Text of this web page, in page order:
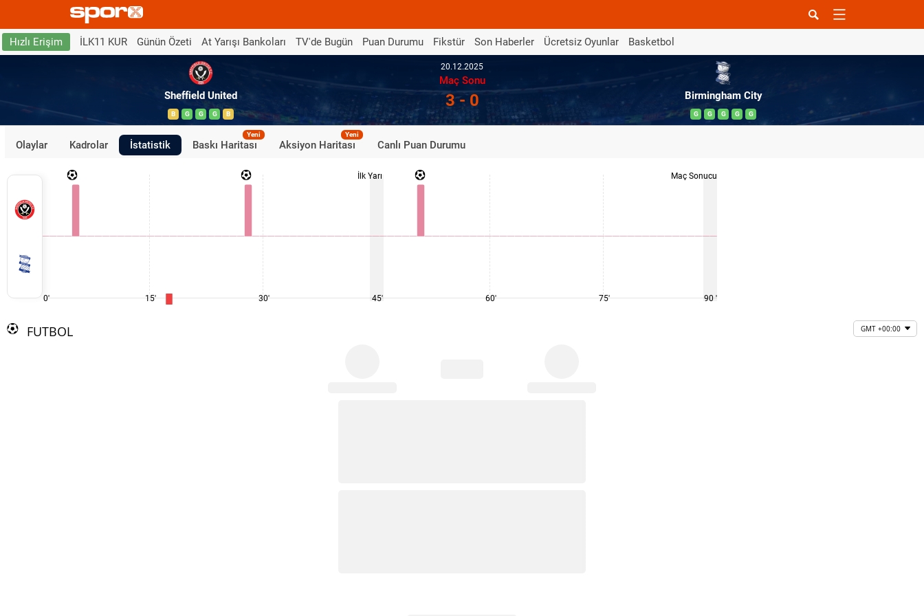
Hızlı Erişim İLK11 KUR Günün Özeti At Yarışı Bankoları TV'de Bugün Puan Durumu Fikstür Son Haberler Ücretsiz Oyunlar Basketbol
Sheffield United
B G G G B
20.12.2025
Maç Sonu
3 - 0 Birmingham City
G G G G G
Olaylar Kadrolar İstatistik Baskı Haritası
Yeni
Aksiyon Haritası
Yeni
Canlı Puan Durumu
0' 15' 30'
İlk Yarı
45' 60' 75'
Maç Sonucu
90 '
FUTBOL GMT +00:00